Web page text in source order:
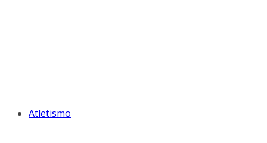
Atletismo